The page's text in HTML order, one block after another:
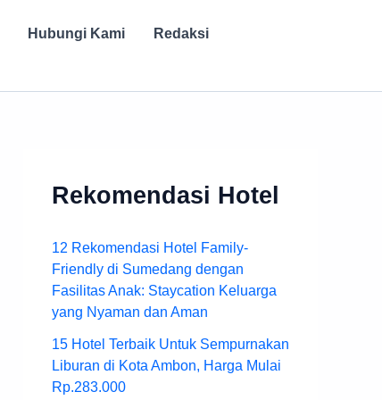
Hubungi Kami
Redaksi
Rekomendasi Hotel
12 Rekomendasi Hotel Family-
Friendly di Sumedang dengan
Fasilitas Anak: Staycation Keluarga
yang Nyaman dan Aman
15 Hotel Terbaik Untuk Sempurnakan
Liburan di Kota Ambon, Harga Mulai
Rp.283.000